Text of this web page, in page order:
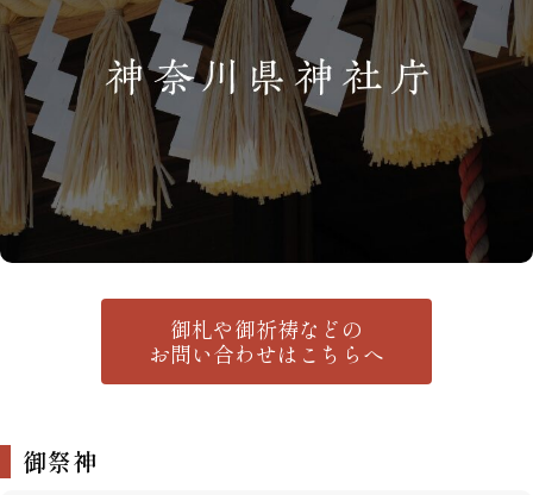
御札や御祈祷などの
お問い合わせはこちらへ
御祭神